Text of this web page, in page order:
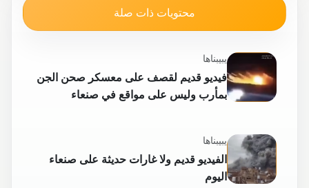
محتويات ذات صلة
يبيبناها
فيديو قديم لقصف على معسكر صحن الجن
بمأرب وليس على مواقع في صنعاء
يبيبناها
الفيديو قديم ولا غارات حديثة على صنعاء
اليوم